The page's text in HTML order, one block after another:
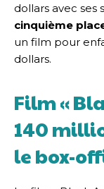
dollars avec ses
cinquième
un film pour
dollars.
Film «
140
le box-